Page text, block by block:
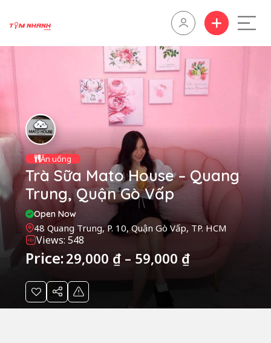
Ăn uống
Trà Sữa Mato House – Quang
Trung, Quận Gò Vấp
Open Now
48 Quang Trung, P. 10, Quận Gò Vấp, TP. HCM
Views: 548
Price:29,000 ₫ – 59,000 ₫